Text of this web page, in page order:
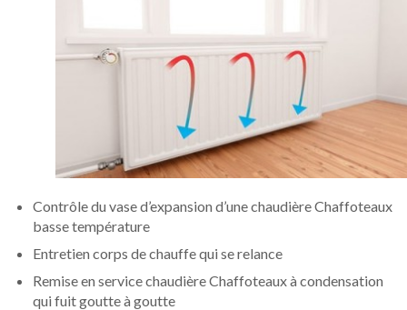
Contrôle du vase d’expansion d’une chaudière Chaffoteaux
basse température
Entretien corps de chauffe qui se relance
Remise en service chaudière Chaffoteaux à condensation
qui fuit goutte à goutte